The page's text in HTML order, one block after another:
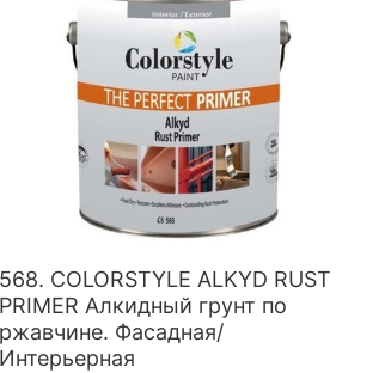
568. COLORSTYLE ALKYD RUST
PRIMER Алкидный грунт по
ржавчине. Фасадная/
Интерьерная